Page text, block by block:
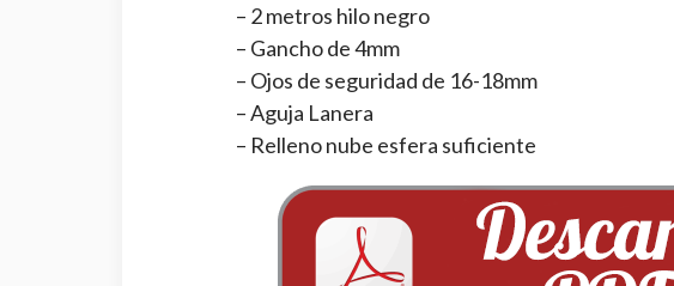
– 2 metros hilo negro
– Gancho de 4mm
– Ojos de seguridad de 16-18mm
– Aguja Lanera
– Relleno nube esfera suficiente